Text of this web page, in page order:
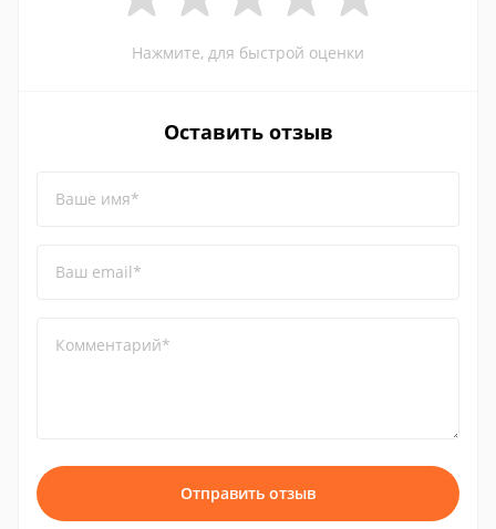
Нажмите, для быстрой оценки
Оставить отзыв
Ваше имя*
Ваш email*
Комментарий*
Отправить отзыв